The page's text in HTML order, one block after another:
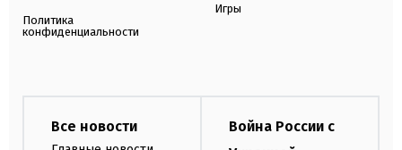
Политика
конфиденциальности
Игры
Все новости
Война России с